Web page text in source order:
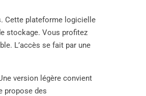
Cette plateforme logicielle
stockage. Vous profitez
L’accès se fait par une
version légère convient
propose des